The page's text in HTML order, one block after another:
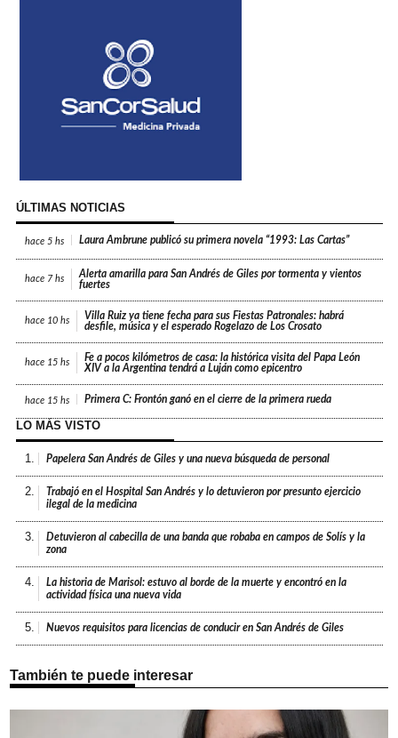
ÚLTIMAS NOTICIAS
hace 5 hs Laura Ambrune publicó su primera novela “1993: Las Cartas”
hace 7 hs
Alerta amarilla para San Andrés de Giles por tormenta y vientos
fuertes
hace 10 hs
Villa Ruiz ya tiene fecha para sus Fiestas Patronales: habrá
desfile, música y el esperado Rogelazo de Los Crosato
hace 15 hs
Fe a pocos kilómetros de casa: la histórica visita del Papa León
XIV a la Argentina tendrá a Luján como epicentro
hace 15 hs Primera C: Frontón ganó en el cierre de la primera rueda
LO MÁS VISTO
1. Papelera San Andrés de Giles y una nueva búsqueda de personal
2.
Trabajó en el Hospital San Andrés y lo detuvieron por presunto ejercicio
ilegal de la medicina
3.
Detuvieron al cabecilla de una banda que robaba en campos de Solís y la
zona
4.
La historia de Marisol: estuvo al borde de la muerte y encontró en la
actividad física una nueva vida
5. Nuevos requisitos para licencias de conducir en San Andrés de Giles
También te puede interesar